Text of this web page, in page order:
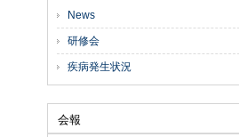
News
研修会
疾病発生状況
会報